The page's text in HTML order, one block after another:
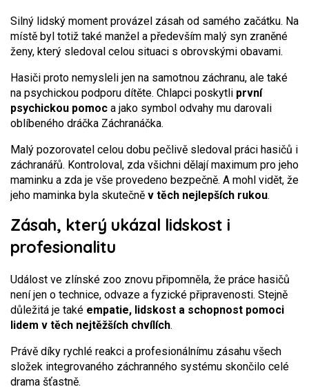
Silný lidský moment provázel zásah od samého začátku. Na
místě byl totiž také manžel a především malý syn zraněné
ženy, který sledoval celou situaci s obrovskými obavami.
Hasiči proto nemysleli jen na samotnou záchranu, ale také
na psychickou podporu dítěte. Chlapci poskytli první
psychickou pomoc a jako symbol odvahy mu darovali
oblíbeného dráčka Záchranáčka.
Malý pozorovatel celou dobu pečlivě sledoval práci hasičů i
záchranářů. Kontroloval, zda všichni dělají maximum pro jeho
maminku a zda je vše provedeno bezpečně. A mohl vidět, že
jeho maminka byla skutečně v těch nejlepších rukou.
Zásah, který ukázal lidskost i
profesionalitu
Událost ve zlínské zoo znovu připomněla, že práce hasičů
není jen o technice, odvaze a fyzické připravenosti. Stejně
důležitá je také empatie, lidskost a schopnost pomoci
lidem v těch nejtěžších chvílích.
Právě díky rychlé reakci a profesionálnímu zásahu všech
složek integrovaného záchranného systému skončilo celé
drama šťastně.